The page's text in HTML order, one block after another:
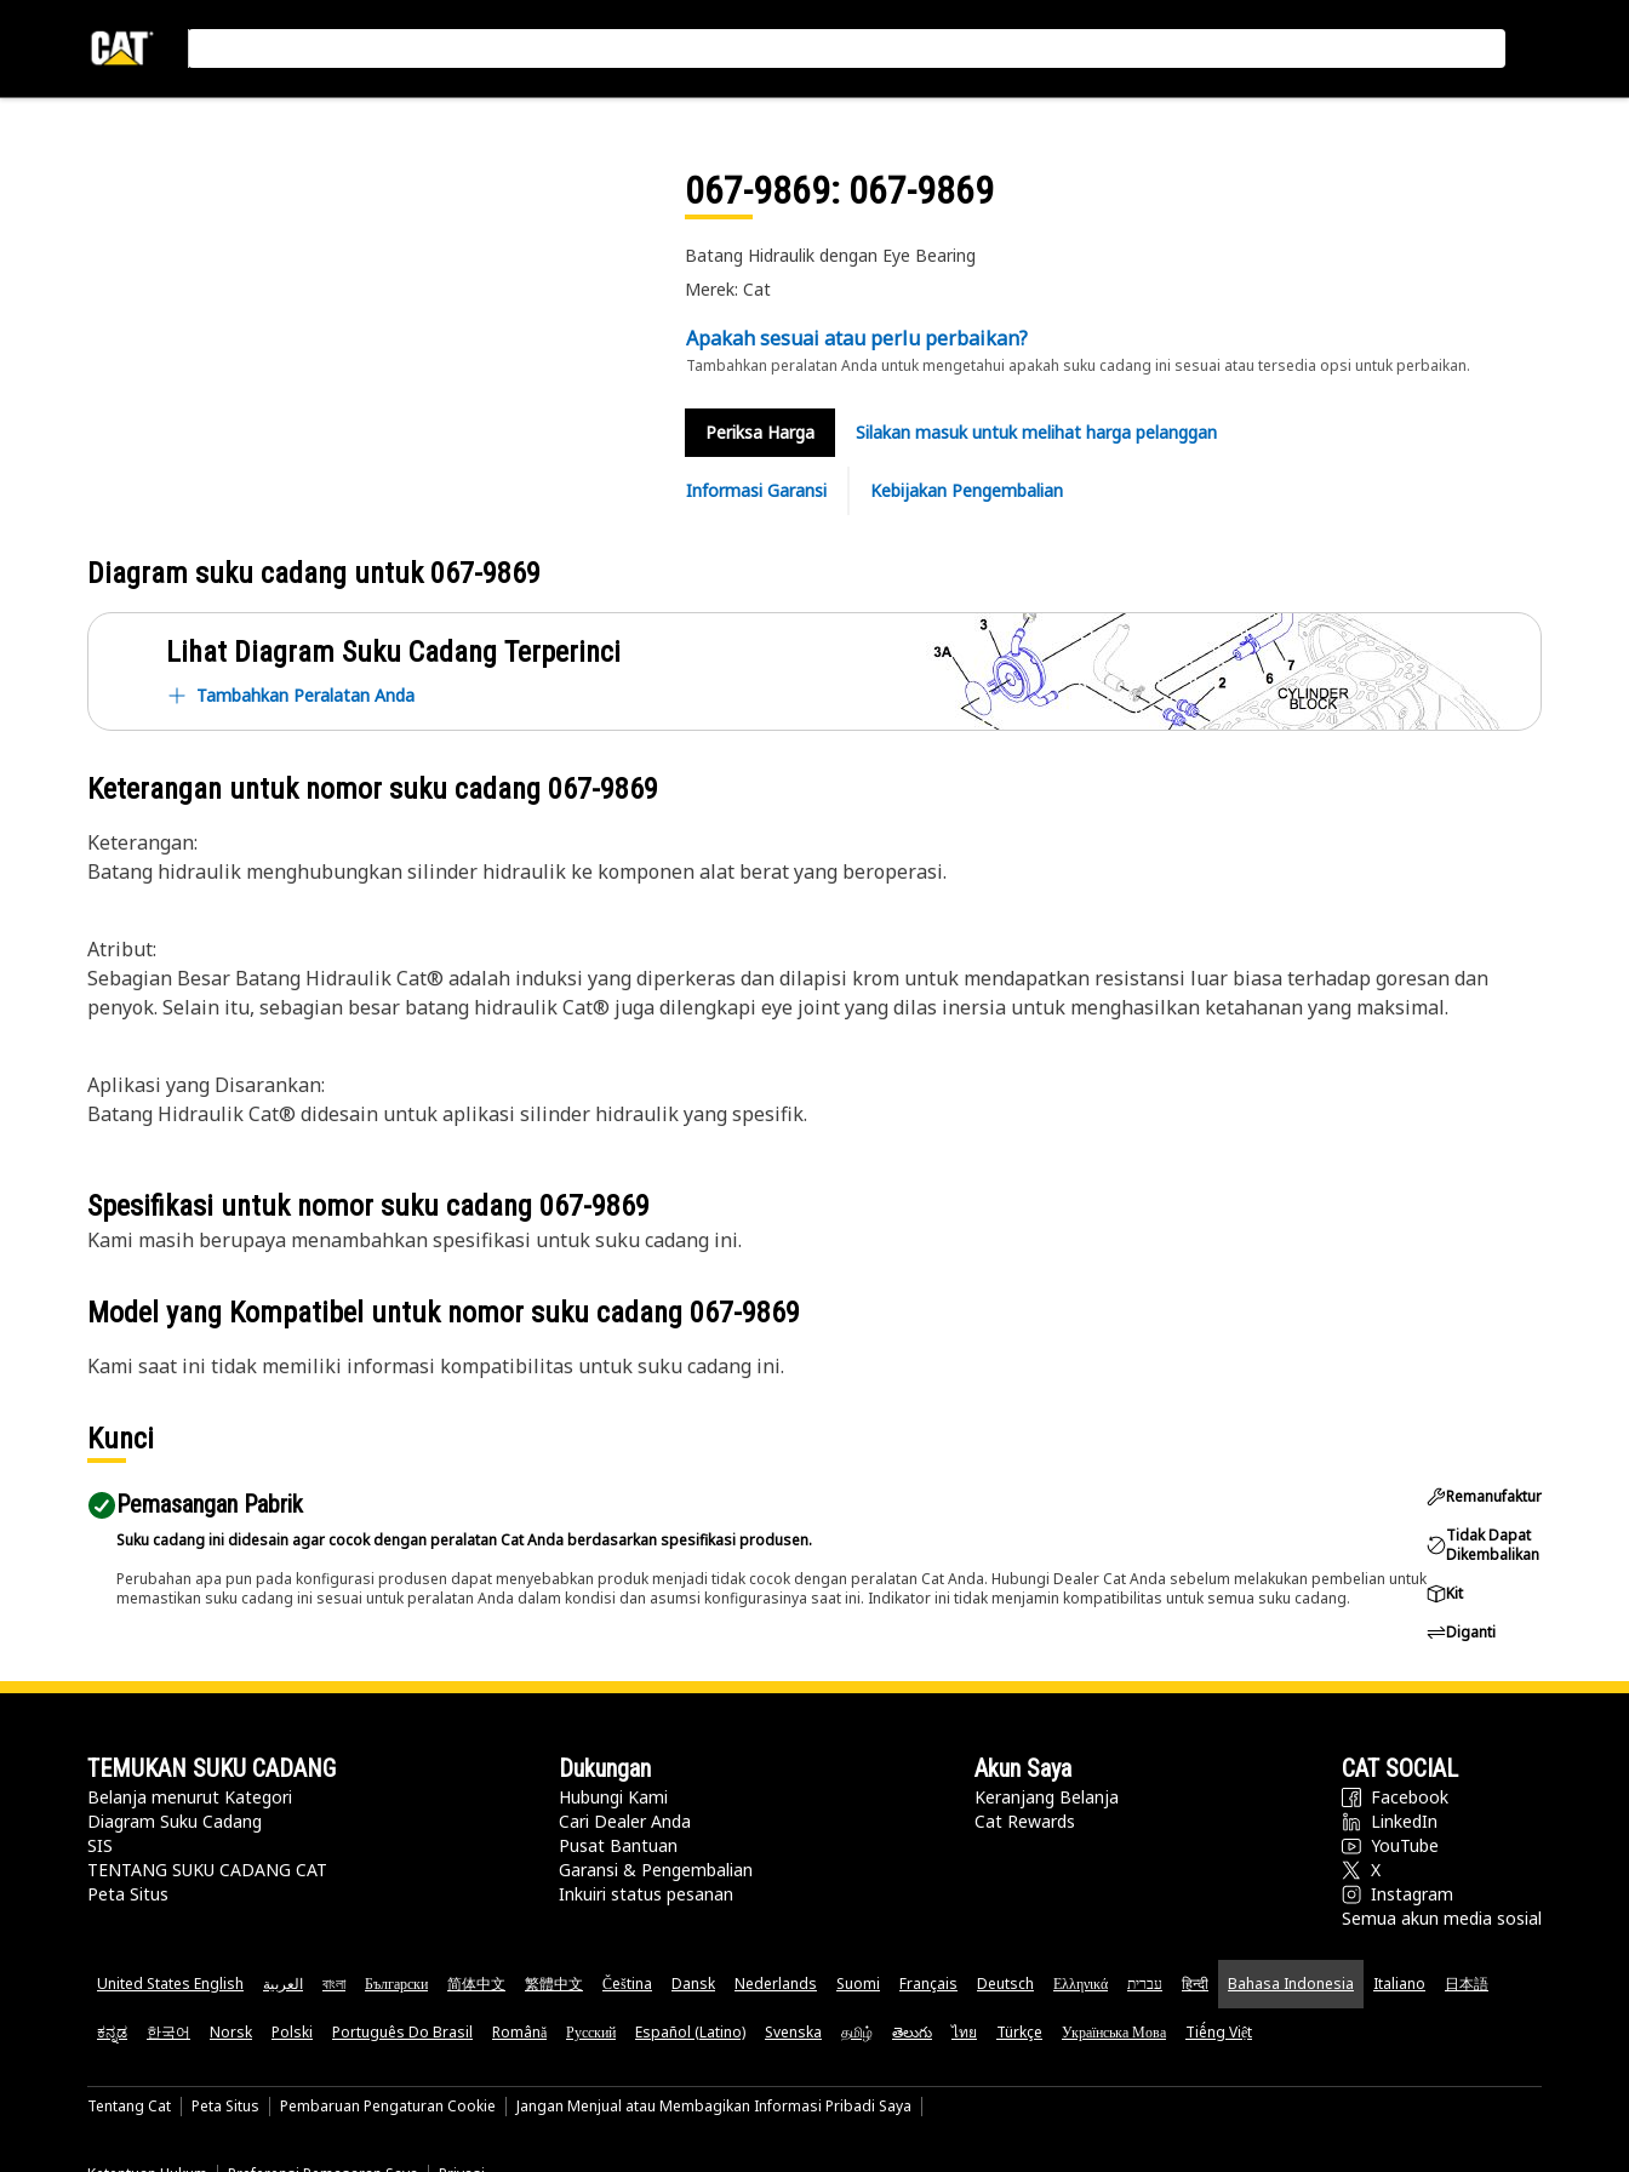
067-9869: 067-9869
Batang Hidraulik dengan Eye Bearing
Merek: Cat
Apakah sesuai atau perlu perbaikan?
Tambahkan peralatan Anda untuk mengetahui apakah suku cadang ini sesuai atau tersedia opsi untuk perbaikan.
Periksa Harga Silakan masuk untuk melihat harga pelanggan
Informasi Garansi Kebijakan Pengembalian
Diagram suku cadang untuk067-9869
Lihat Diagram Suku Cadang Terperinci
Tambahkan Peralatan Anda
Keterangan untuk nomor suku cadang 067-9869
Keterangan:
Batang hidraulik menghubungkan silinder hidraulik ke komponen alat berat yang beroperasi.
Atribut:
Sebagian Besar Batang Hidraulik Cat® adalah induksi yang diperkeras dan dilapisi krom untuk mendapatkan resistansi luar biasa terhadap goresan dan
penyok. Selain itu, sebagian besar batang hidraulik Cat® juga dilengkapi eye joint yang dilas inersia untuk menghasilkan ketahanan yang maksimal.
Aplikasi yang Disarankan:
Batang Hidraulik Cat® didesain untuk aplikasi silinder hidraulik yang spesifik.
Spesifikasi untuk nomor suku cadang 067-9869
Kami masih berupaya menambahkan spesifikasi untuk suku cadang ini.
Model yang Kompatibel untuk nomor suku cadang 067-9869
Kami saat ini tidak memiliki informasi kompatibilitas untuk suku cadang ini.
Kunci
Pemasangan Pabrik
Suku cadang ini didesain agar cocok dengan peralatan Cat Anda berdasarkan spesifikasi produsen.
Perubahan apa pun pada konfigurasi produsen dapat menyebabkan produk menjadi tidak cocok dengan peralatan Cat Anda. Hubungi Dealer Cat Anda sebelum melakukan pembelian untuk
memastikan suku cadang ini sesuai untuk peralatan Anda dalam kondisi dan asumsi konfigurasinya saat ini. Indikator ini tidak menjamin kompatibilitas untuk semua suku cadang.
Remanufaktur
Tidak Dapat
Dikembalikan
Kit
Diganti
TEMUKAN SUKU CADANG
Belanja menurut Kategori
Diagram Suku Cadang
SIS
TENTANG SUKU CADANG CAT
Peta Situs
Dukungan
Hubungi Kami
Cari Dealer Anda
Pusat Bantuan
Garansi & Pengembalian
Inkuiri status pesanan
Akun Saya
Keranjang Belanja
Cat Rewards
CAT SOCIAL
Facebook
LinkedIn
YouTube
X
Instagram
Semua akun media sosial
United States English العربية বাংলা Български 简体中文 繁體中文 Čeština Dansk Nederlands Suomi Français Deutsch Ελληνικά עברית हिन्दी Bahasa Indonesia Italiano 日本語
ಕನ್ನಡ 한국어 Norsk Polski Português Do Brasil Română Русский Español (Latino) Svenska தமிழ் తెలుగు ไทย Türkçe Українська Мова Tiếng Việt
Tentang Cat Peta Situs Pembaruan Pengaturan Cookie Jangan Menjual atau Membagikan Informasi Pribadi Saya